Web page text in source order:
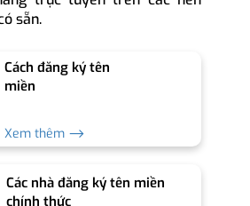
sẵn.
Cách đăng ký tên
miền
Xem thêm ⟶
Các nhà đăng ký tên miền
chính thức